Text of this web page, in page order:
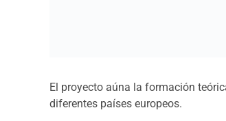
El fin es alcanzar una colaboración
formativos, las empresas y los